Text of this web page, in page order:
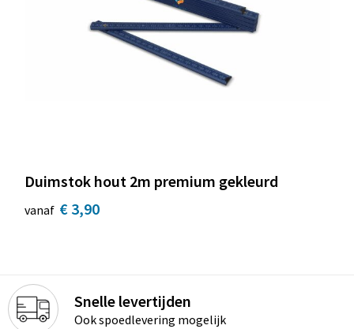
Duimstok hout 2m premium gekleurd
vanaf € 3,90
Snelle levertijden
Ook spoedlevering mogelijk